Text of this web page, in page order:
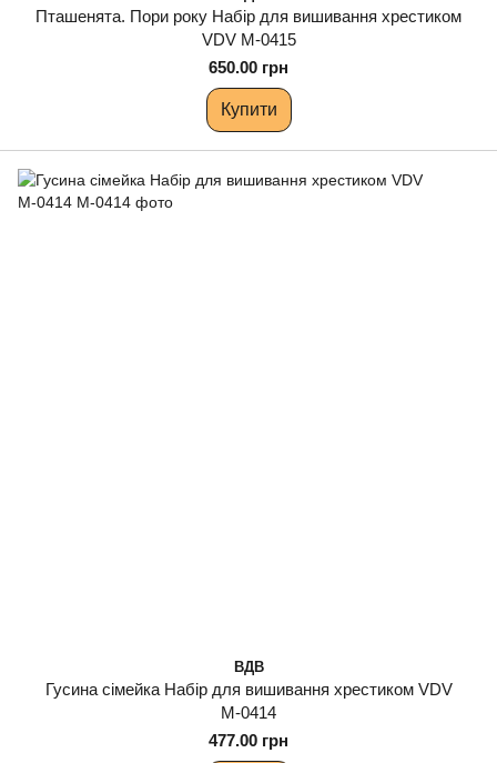
Пташенята. Пори року Набір для вишивання хрестиком
VDV М-0415
650.00 грн
Купити
ВДВ
Гусина сімейка Набір для вишивання хрестиком VDV
М-0414
477.00 грн